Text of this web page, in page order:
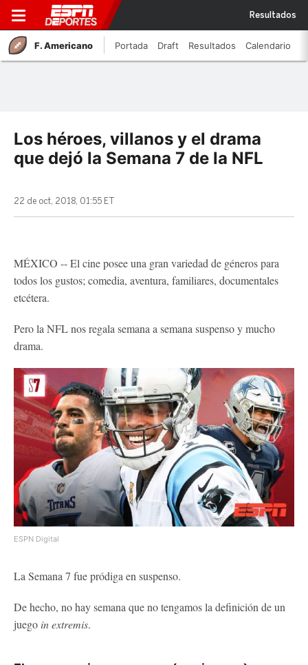
Resultados
F. Americano Portada Draft Resultados Calendario
Los héroes, villanos y el drama
que dejó la Semana 7 de la NFL
22 de oct, 2018, 01:55 ET
MÉXICO -- El cine posee una gran variedad de géneros para
todos los gustos; comedia, aventura, familiares, documentales
etcétera.
Pero la NFL nos regala semana a semana suspenso y mucho
drama.
ESPN Digital
La Semana 7 fue pródiga en suspenso.
De hecho, no hay semana que no tengamos la definición de un
juego in extremis.